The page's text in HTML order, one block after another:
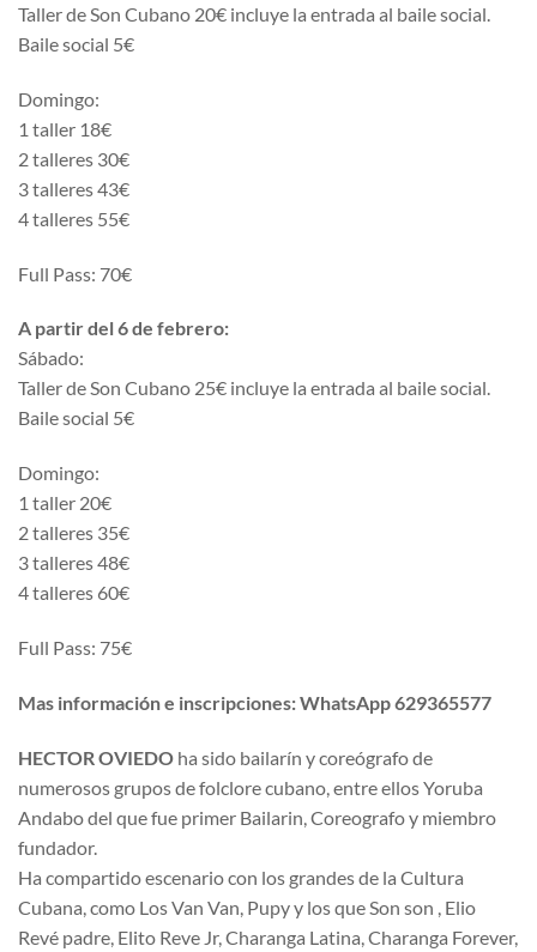
Taller de Son Cubano 20€ incluye la entrada al baile social.
Baile social 5€
Domingo:
1 taller 18€
2 talleres 30€
3 talleres 43€
4 talleres 55€
Full Pass: 70€
A partir del 6 de febrero:
Sábado:
Taller de Son Cubano 25€ incluye la entrada al baile social.
Baile social 5€
Domingo:
1 taller 20€
2 talleres 35€
3 talleres 48€
4 talleres 60€
Full Pass: 75€
Mas información e inscripciones: WhatsApp 629365577
HECTOR OVIEDO ha sido bailarín y coreógrafo de
numerosos grupos de folclore cubano, entre ellos Yoruba
Andabo del que fue primer Bailarin, Coreografo y miembro
fundador.
Ha compartido escenario con los grandes de la Cultura
Cubana, como Los Van Van, Pupy y los que Son son , Elio
Revé padre, Elito Reve Jr, Charanga Latina, Charanga Forever,